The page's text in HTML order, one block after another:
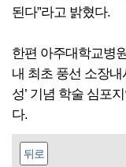
된다”라고 밝혔다.
한편 아주대학교병
내 최초 풍선 소장
성’ 기념 학술 심포
다.
뒤로